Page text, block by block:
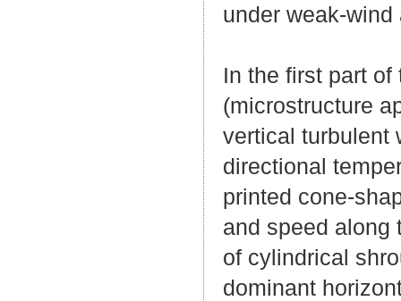
under weak-
In the first part
(microstructure
vertical turbulent
directional
printed cone-
and speed along
of cylindrical
dominant